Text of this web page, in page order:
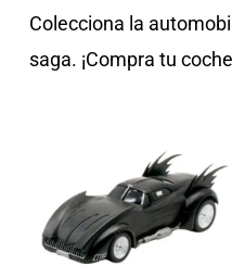
Colecciona la
saga. ¡Compra tu